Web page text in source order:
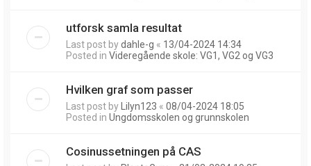
utforsk samla resultat
Last post bydahle-g « 13/04-2024 14:34
Posted in Videregående skole: VG1, VG2 og VG3
Hvilken graf som passer
Last post by Lilyn123 « 08/04-2024 18:05
Posted in Ungdomsskolen og grunnskolen
Cosinussetningen på CAS